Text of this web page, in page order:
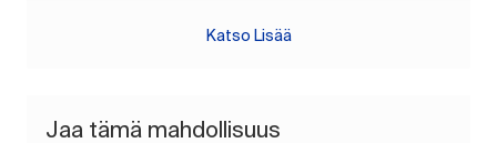
Katso Lisää
Jaa tämä mahdollisuus